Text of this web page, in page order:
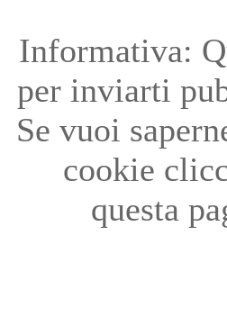
Informativa:
per inviarti
Se vuoi
cookie
questa